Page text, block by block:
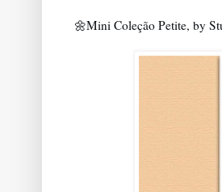
🌼Mini Coleção Petite, by